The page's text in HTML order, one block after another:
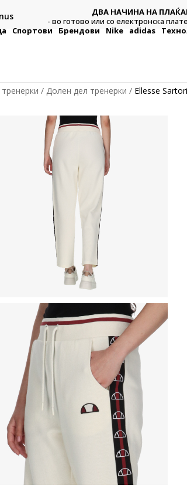
ДВА НАЧИНА НА
- во готово или со електронска
Спортови Брендови Nike adidas
Долен дел тренерки Ellesse